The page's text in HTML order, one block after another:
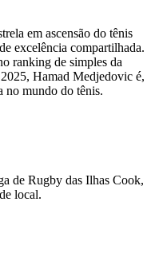
em ascensão do tênis
excelência compartilhada.
ranking de simples da
Hamad Medjedovic é,
no mundo do tênis.
de Rugby das Ilhas Cook,
local.